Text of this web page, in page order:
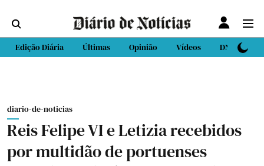
Edição Diária Últimas Opinião Vídeos DN Sport
diario-de-noticias
Reis Felipe VI e Letizia recebidos
por multidão de portuenses